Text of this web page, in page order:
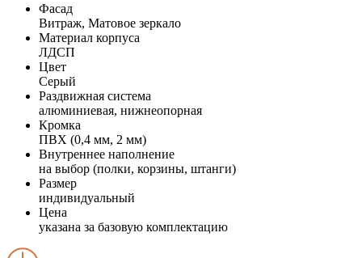
Фасад
Витраж, Матовое зеркало
Материал корпуса
ЛДСП
Цвет
Серый
Раздвижная система
алюминиевая, нижнеопорная
Кромка
ПВХ (0,4 мм, 2 мм)
Внутреннее наполнение
на выбор (полки, корзины, штанги)
Размер
индивидуальный
Цена
указана за базовую комплектацию